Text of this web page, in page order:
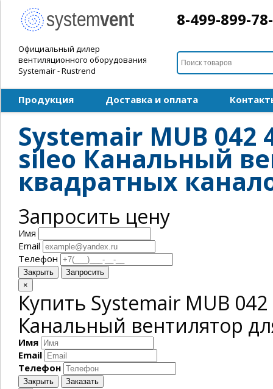
Официальный дилер
вентиляционного оборудования
Systemair - Rustrend
8-499-899-
Продукция Доставка и оплата
Systemair MUB 042
sileo Канальный
квадратных
Запросить цену
Имя
Email
Телефон
Закрыть
Запросить
×
Купить Systemair MUB
Канальный вентилятор
Имя
Email
Телефон
Закрыть
Заказать